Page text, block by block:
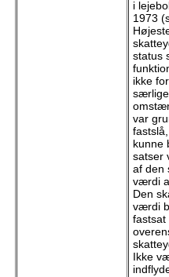
i
1973
status
ikke
særlige
var
kunne
satser
af den
værdi
Den
værdi
fastsat
Ikke